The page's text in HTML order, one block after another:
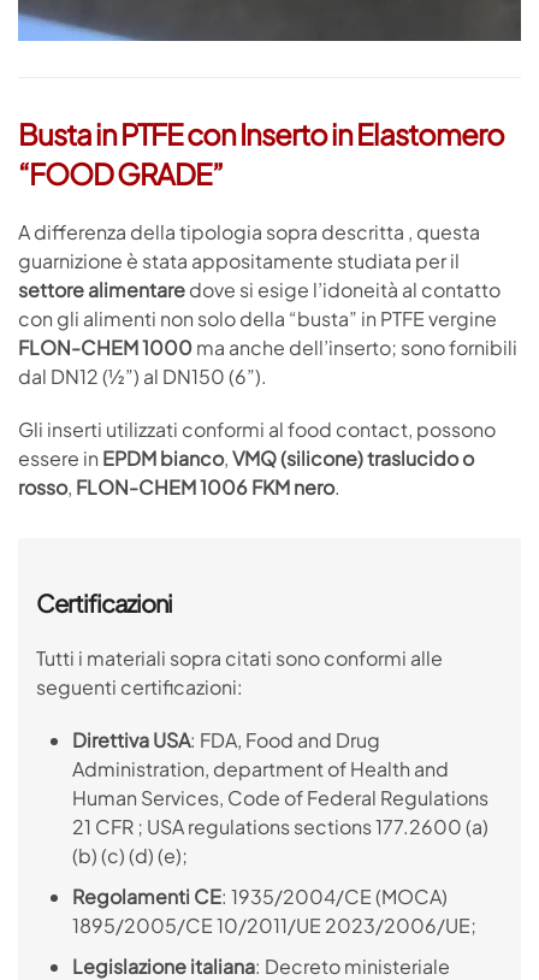
Busta in PTFE con Inserto in Elastomero
“FOOD GRADE”
A differenza della tipologia sopra descritta , questa
guarnizione è stata appositamente studiata per il
settore alimentaredove si esige l’idoneità al contatto
con gli alimenti non solo della “busta” in PTFE vergine
FLON-CHEM 1000ma anche dell’inserto; sono fornibili
dal DN12 (½”) al DN150 (6”).
Gli inserti utilizzati conformi al food contact, possono
essere in EPDM bianco,VMQ (silicone) traslucido o
rosso, FLON-CHEM 1006 FKM nero.
Certificazioni
Tutti i materiali sopra citati sono conformi alle
seguenti certificazioni:
Direttiva USA: FDA, Food and Drug
Administration, department of Health and
Human Services, Code of Federal Regulations
21 CFR ; USA regulations sections 177.2600 (a)
(b) (c) (d) (e);
Regolamenti CE: 1935/2004/CE (MOCA)
1895/2005/CE 10/2011/UE 2023/2006/UE;
Legislazione italiana: Decreto ministeriale